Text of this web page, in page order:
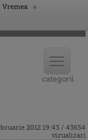
Vremea
2012 19:43 / 43654
vizualizari